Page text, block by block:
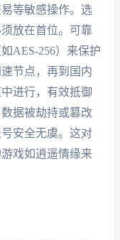
等敏感操作。选
放在首位。可靠
AES-256）来保护
节点，再到国内
进行，有效抵御
据被劫持或篡改
安全无虞。这对
戏如逍遥情缘来